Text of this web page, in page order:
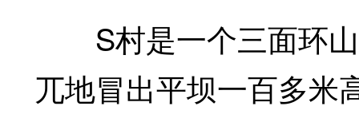
S村是一个三面环山
兀地冒出平坝一百多米